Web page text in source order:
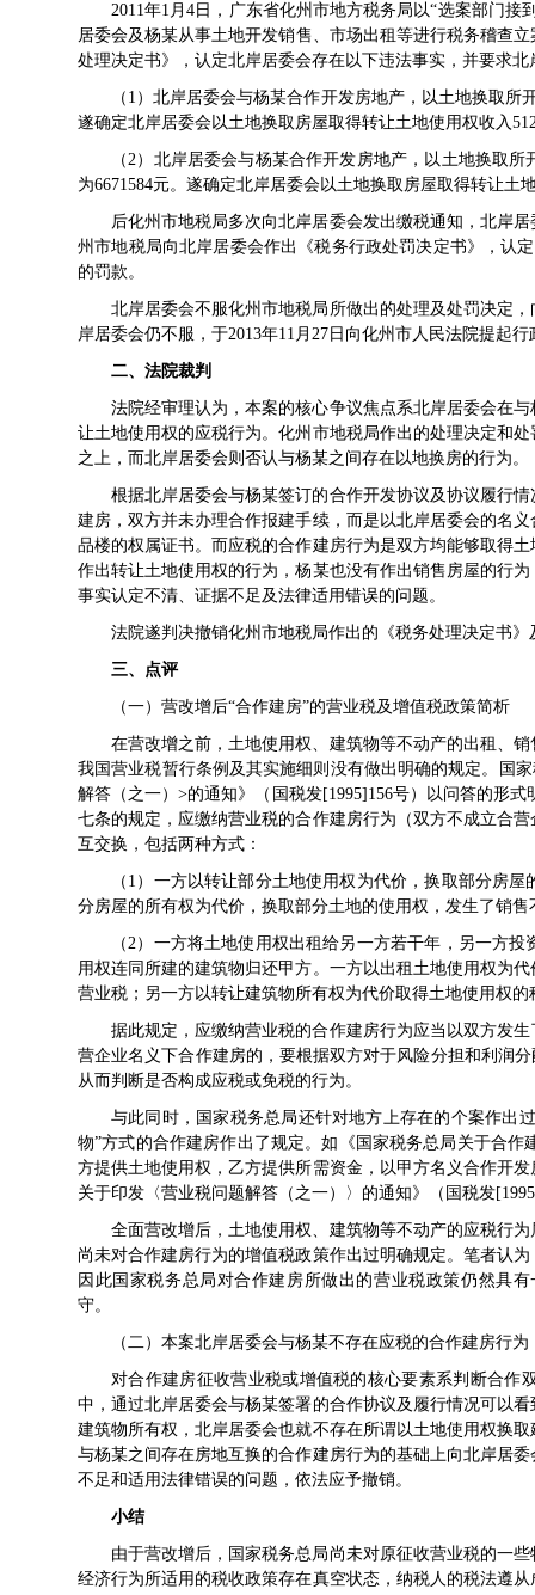
2011年1月4日，广东省化州市地方税务局以“选案部门
居委会及杨某从事土地开发销售、市场出租等进行税务稽查
处理决定书》，认定北岸居委会存在以下违法事实，并要求
（1）北岸居委会与杨某合作开发房地产，以土地换取
遂确定北岸居委会以土地换取房屋取得转让土地使用权收入
（2）北岸居委会与杨某合作开发房地产，以土地换取
为6671584元。遂确定北岸居委会以土地换取房屋取得转让土
后化州市地税局多次向北岸居委会发出缴税通知，北岸
州市地税局向北岸居委会作出《税务行政处罚决定书》，认
的罚款。
北岸居委会不服化州市地税局所做出的处理及处罚决定
岸居委会仍不服，于2013年11月27日向化州市人民法院提起行
二、法院裁判
法院经审理认为，本案的核心争议焦点系北岸居委会在
让土地使用权的应税行为。化州市地税局作出的处理决定和
之上，而北岸居委会则否认与杨某之间存在以地换房的行为。
根据北岸居委会与杨某签订的合作开发协议及协议履行
建房，双方并未办理合作报建手续，而是以北岸居委会的名
品楼的权属证书。而应税的合作建房行为是双方均能够取得
作出转让土地使用权的行为，杨某也没有作出销售房屋的行
事实认定不清、证据不足及法律适用错误的问题。
法院遂判决撤销化州市地税局作出的《税务处理决定书
三、点评
（一）营改增后“合作建房”的营业税及增值税政策简析
在营改增之前，土地使用权、建筑物等不动产的出租、
我国营业税暂行条例及其实施细则没有做出明确的规定。国
解答（之一）>的通知》（国税发[1995]156号）以问答的形
七条的规定，应缴纳营业税的合作建房行为（双方不成立合
互交换，包括两种方式：
（1）一方以转让部分土地使用权为代价，换取部分房
分房屋的所有权为代价，换取部分土地的使用权，发生了销
（2）一方将土地使用权出租给另一方若干年，另一方
用权连同所建的建筑物归还甲方。一方以出租土地使用权为
营业税；另一方以转让建筑物所有权为代价取得土地使用权
据此规定，应缴纳营业税的合作建房行为应当以双方发
营企业名义下合作建房的，要根据双方对于风险分担和利润
从而判断是否构成应税或免税的行为。
与此同时，国家税务总局还针对地方上存在的个案作出
物”方式的合作建房作出了规定。如《国家税务总局关于合
方提供土地使用权，乙方提供所需资金，以甲方名义合作开
关于印发〈营业税问题解答（之一）〉的通知》（国税发
全面营改增后，土地使用权、建筑物等不动产的应税行
尚未对合作建房行为的增值税政策作出过明确规定。笔者认
因此国家税务总局对合作建房所做出的营业税政策仍然具
守。
（二）本案北岸居委会与杨某不存在应税的合作建房行为
对合作建房征收营业税或增值税的核心要素系判断合作
中，通过北岸居委会与杨某签署的合作协议及履行情况可以
建筑物所有权，北岸居委会也就不存在所谓以土地使用权换
与杨某之间存在房地互换的合作建房行为的基础上向北岸居
不足和适用法律错误的问题，依法应予撤销。
小结
由于营改增后，国家税务总局尚未对原征收营业税的一
经济行为所适用的税收政策存在真空状态，纳税人的税法遵